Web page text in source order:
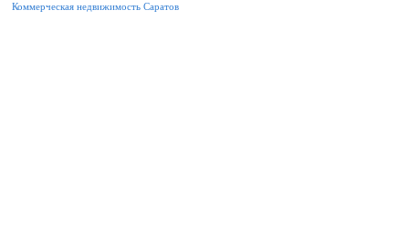
Коммерческая недвижимость Саратов